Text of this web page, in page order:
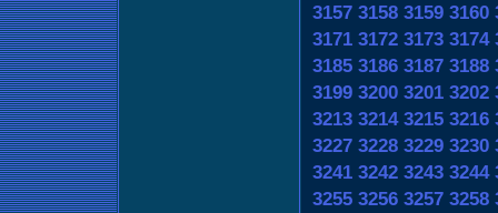
3157 3158 3159 3160
3171 3172 3173 3174
3185 3186 3187 3188
3199 3200 3201 3202
3213 3214 3215 3216
3227 3228 3229 3230
3241 3242 3243 3244
3255 3256 3257 3258